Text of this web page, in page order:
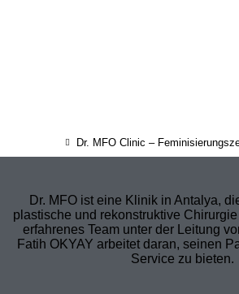
Dr. MFO Clinic –
Dr. MFO ist eine Klinik in Antalya,
plastische und rekonstruktive
erfahrenes Team unter der Leitung
Fatih OKYAY arbeitet daran, seinen
Service zu bieten.